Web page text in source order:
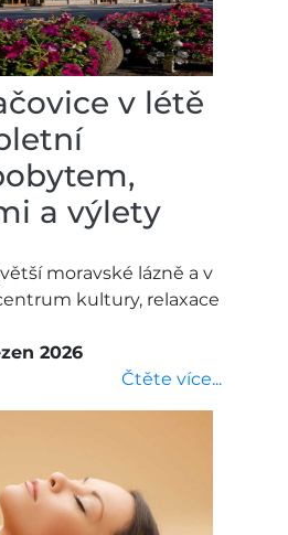
v létě
a výlety
moravské lázně a v
kultury, relaxace
2026
Čtěte více...